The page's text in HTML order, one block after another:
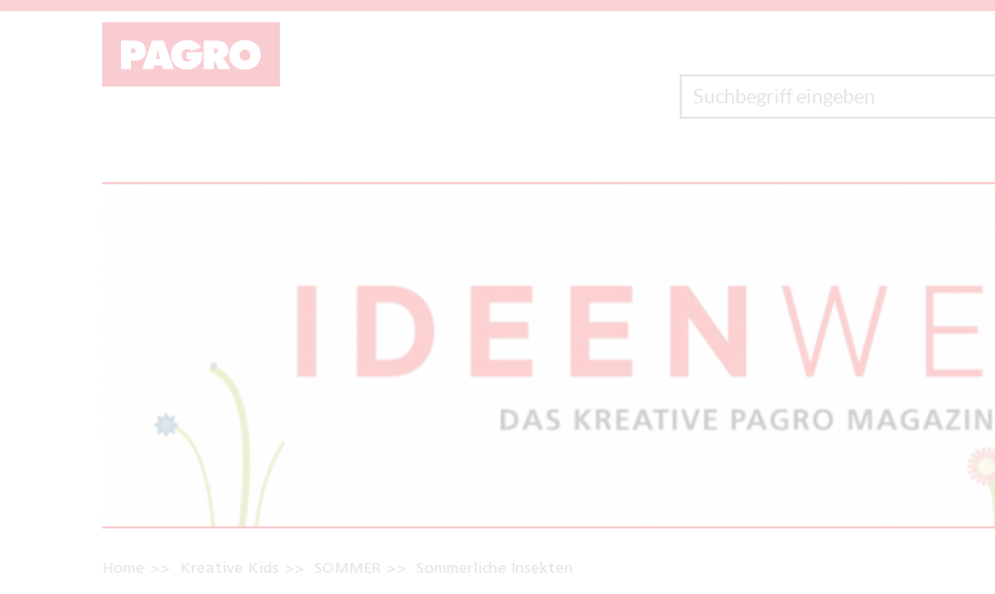
Home Kreative Kids SOMMER Sommerliche Insekten